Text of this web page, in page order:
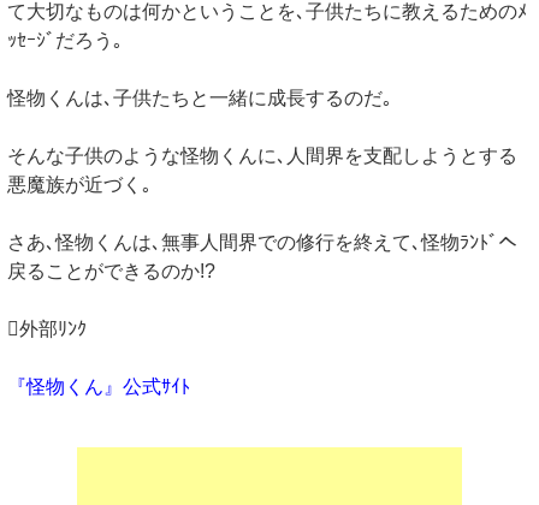
て大切なものは何かということを､子供たちに教えるためのﾒ
ｯｾｰｼﾞだろう｡
怪物くんは､子供たちと一緒に成長するのだ｡
そんな子供のような怪物くんに､人間界を支配しようとする
悪魔族が近づく｡
さあ､怪物くんは､無事人間界での修行を終えて､怪物ﾗﾝﾄﾞへ
戻ることができるのか!?
外部ﾘﾝｸ
『怪物くん』公式ｻｲﾄ